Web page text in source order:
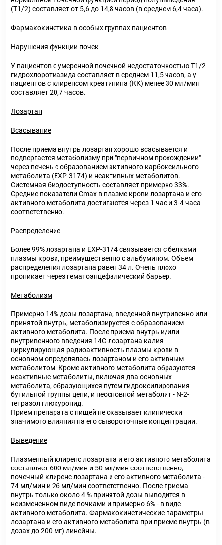
(Т1/2) составляет от 5,6 до 14,8 часов (в среднем 6,4 часа).
Фармакокинетика в особых группах пациентов
Нарушения функции почек
У пациентов с умеренной почечной недостаточностью Т1/2
гидрохлоротиазида составляет в среднем 11,5 часов, а у
пациентов с клиренсом креатинина (КК) менее 30 мл/мин
составляет 20,7 часов.
Лозартан
Всасывание
После приема внутрь лозартан хорошо всасывается и
подвергается метаболизму при "первичном прохождении"
через печень с образованием активного карбоксильного
метаболита (ЕХР-3174) и неактивных метаболитов.
Системная биодоступность составляет примерно 33%.
Средние показатели Сmах в плазме крови лозартана и его
активного метаболита достигаются через 1 час и 3-4 часа
соответственно.
Распределение
Более 99% лозартана и ЕХР-3174 связывается с белками
плазмы крови, преимущественно с альбумином. Объем
распределения лозартана равен 34 л. Очень плохо
проникает через гематоэнцефалический барьер.
Метаболизм
Примерно 14% дозы лозартана, введенной внутривенно или
принятой внутрь, метаболизируется с образованием
активного метаболита. После приема внутрь и/или
внутривенного введения 14С-лозартана калия
циркулирующая радиоактивность плазмы крови в
основном определялась лозартаном и его активным
метаболитом. Кроме активного метаболита образуются
неактивные метаболиты, включая два основных
метаболита, образующихся путем гидроксилирования
бутильной группы цепи, и неосновной метаболит - N-2-
тетразол глюкуронид.
Прием препарата с пищей не оказывает клинически
значимого влияния на его сывороточные концентрации.
Выведение
Плазменный клиренс лозартана и его активного метаболита
составляет 600 мл/мин и 50 мл/мин соответственно,
почечный клиренс лозартана и его активного метаболита -
74 мл/мин и 26 мл/мин соответственно. После приема
внутрь только около 4 % принятой дозы выводится в
неизмененном виде почками и примерно 6% - в виде
активного метаболита. Фармакокинетические параметры
лозартана и его активного метаболита при приеме внутрь (в
дозах до 200 мг) линейны.